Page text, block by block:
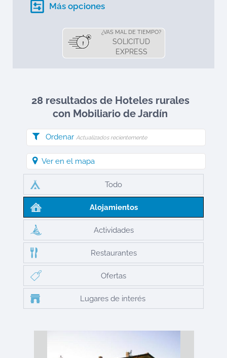
Más opciones
¿VAS MAL DE TIEMPO?
SOLICITUD
EXPRESS
28 resultados de Hoteles rurales
con Mobiliario de Jardín
Ordenar Actualizados recientemente
Ver en el mapa
Todo
Alojamientos
Actividades
Restaurantes
Ofertas
Lugares de interés